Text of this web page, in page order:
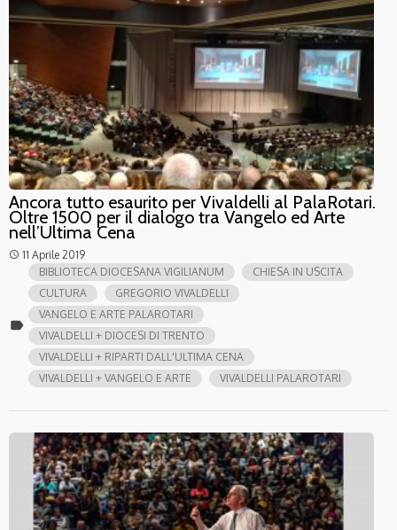
Ancora tutto esaurito per Vivaldelli al PalaRotari.
Oltre 1500 per il dialogo tra Vangelo ed Arte
nell’Ultima Cena
access_time 11 Aprile 2019
label
BIBLIOTECA DIOCESANA VIGILIANUM
CHIESA IN USCITA
CULTURA
GREGORIO VIVALDELLI
VANGELO E ARTE PALAROTARI
VIVALDELLI + DIOCESI DI TRENTO
VIVALDELLI + RIPARTI DALL'ULTIMA CENA
VIVALDELLI + VANGELO E ARTE
VIVALDELLI PALAROTARI